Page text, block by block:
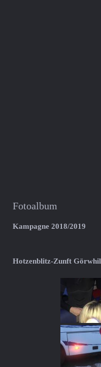
Fotoalbum
Kampagne 2018/2019
Hotzenblitz-Zunft Görwhil